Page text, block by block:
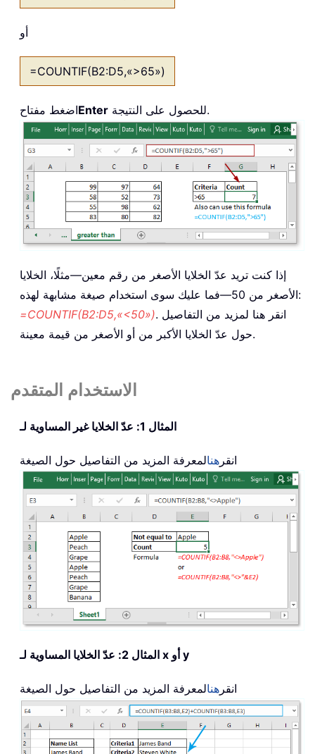
أو
=COUNTIF(B2:D5,«>65»)
اضغط مفتاحEnter للحصول على النتيجة.
إذا كنت تريد عدّ الخلايا الأصغر من رقم معين—مثلًا، الخلايا
الأصغر من 50—فما عليك سوى استخدام صيغة مشابهة لهذه:
=COUNTIF(B2:D5,«<50»). انقر هنا لمزيد من التفاصيل
حول عدّ الخلايا الأكبر من أو الأصغر من قيمة معينة.
الاستخدام المتقدم
المثال 1: عدّ الخلايا غير المساوية لـ
انقر هنالمعرفة المزيد من التفاصيل حول الصيغة
المثال 2: عدّ الخلايا المساوية لـ x أو y
انقر هنالمعرفة المزيد من التفاصيل حول الصيغة